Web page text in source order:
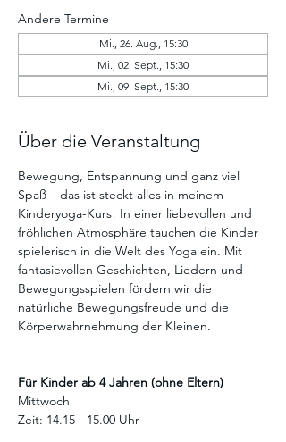
Andere Termine
Mi., 26. Aug., 15:30
Mi., 02. Sept., 15:30
Mi., 09. Sept., 15:30
Über die Veranstaltung
Bewegung, Entspannung und ganz viel
Spaß – das ist steckt alles in meinem
Kinderyoga-Kurs! In einer liebevollen und
fröhlichen Atmosphäre tauchen die Kinder
spielerisch in die Welt des Yoga ein. Mit
fantasievollen Geschichten, Liedern und
Bewegungsspielen fördern wir die
natürliche Bewegungsfreude und die
Körperwahrnehmung der Kleinen.
Für Kinder ab 4 Jahren (ohne Eltern)
Mittwoch
Zeit: 14.15 - 15.00 Uhr